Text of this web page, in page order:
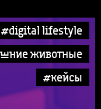
#digital lifestyle
животные
#кейсы